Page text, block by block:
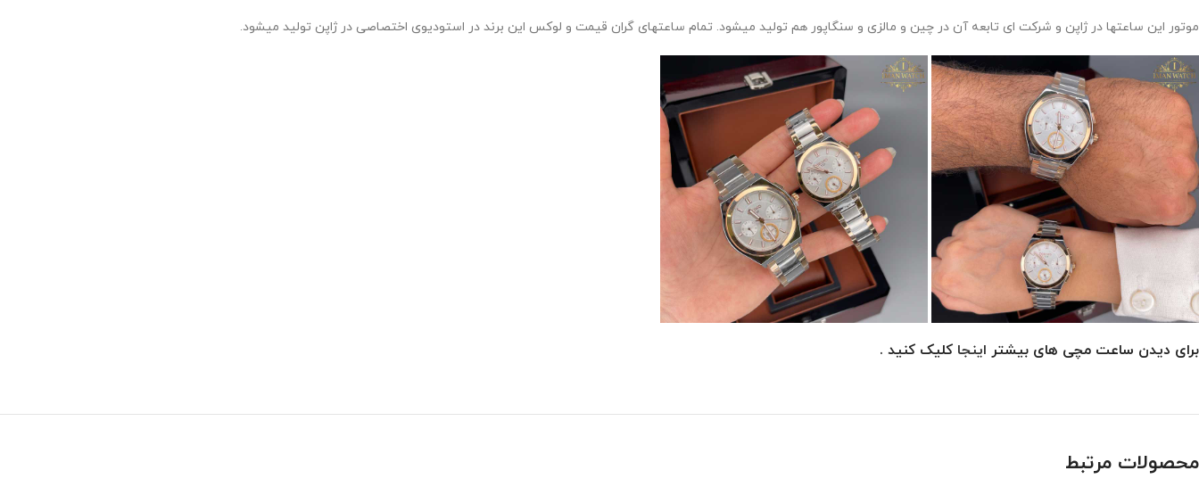
موتور این ساعتها در ژاپن و شرکت ای تابعه آن در چین و مالزی و سنگاپور هم تولید میشود. تمام ساعتهای گران قیمت و لوکس این برند در استودیوی اختصاصی در ژاپن تولید میشود.
برای دیدن ساعت مچی های بیشتر اینجا کلیک کنید .
محصولات مرتبط